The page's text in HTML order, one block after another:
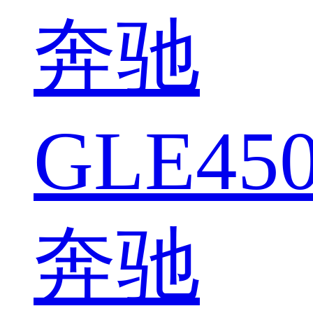
奔驰
奔驰